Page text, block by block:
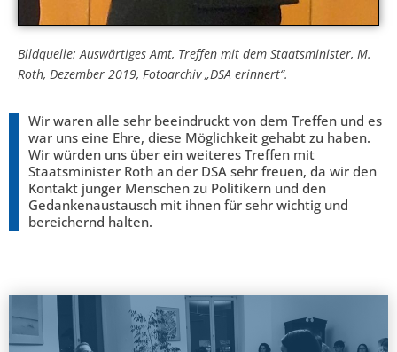
Bildquelle: Auswärtiges Amt, Treffen mit dem Staatsminister, M.
Roth, Dezember 2019, Fotoarchiv „DSA erinnert“.
Wir waren alle sehr beeindruckt von dem Treffen und es
war uns eine Ehre, diese Möglichkeit gehabt zu haben.
Wir würden uns über ein weiteres Treffen mit
Staatsminister Roth an der DSA sehr freuen, da wir den
Kontakt junger Menschen zu Politikern und den
Gedankenaustausch mit ihnen für sehr wichtig und
bereichernd halten.